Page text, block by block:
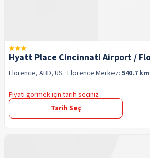
Hyatt Place Cincinnati Airport /
Florence, ABD, US · Florence Merkez: 540.7 km
Fiyatı görmek için tarih seçiniz
Tarih Seç